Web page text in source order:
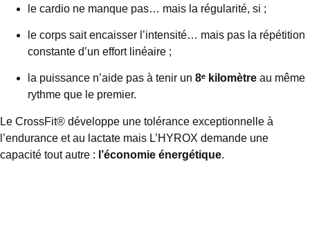
le cardio ne manque pas… mais la régularité, si ;
le corps sait encaisser l’intensité… mais pas la répétition
constante d’un effort linéaire ;
la puissance n’aide pas à tenir un 8ᵉ kilomètre au même
rythme que le premier.
Le CrossFit® développe une tolérance exceptionnelle à
l’endurance et au lactate mais L’HYROX demande une
capacité tout autre : l’économie énergétique.